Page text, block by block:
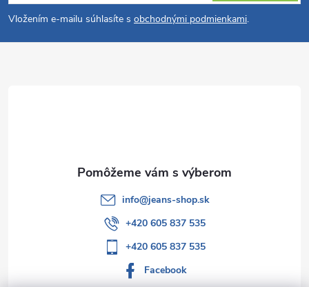
p
Vložením e-mailu súhlasíte s obchodnými podmienkami.
info@jeans-shop.sk
+420 605 837 535
+420 605 837 535
Facebook